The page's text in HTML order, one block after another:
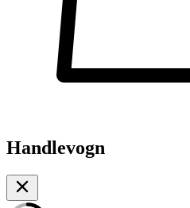
Handlevogn